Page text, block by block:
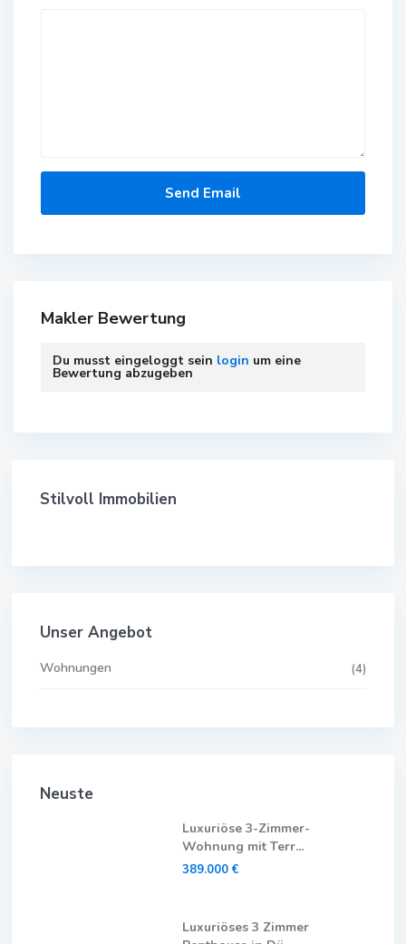
Makler Bewertung
Du musst eingeloggt sein login um eine
Bewertung abzugeben
Stilvoll Immobilien
Unser Angebot
Wohnungen (4)
Neuste
Luxuriöse 3-Zimmer-
Wohnung mit Terr...
389.000 €
Luxuriöses 3 Zimmer